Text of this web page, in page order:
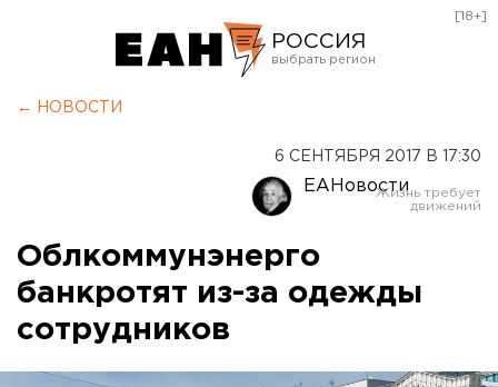
РОССИЯ
Оренбург
[18+]
← НОВОСТИ
6 СЕНТЯБРЯ 2017 В 17:30
ЕАНовости
Облкоммунэнерго
банкротят из-за одежды
сотрудников